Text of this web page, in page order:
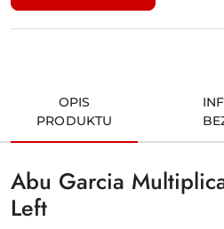
dostawa
OPIS
PRODUKTU
Abu Garcia
Left